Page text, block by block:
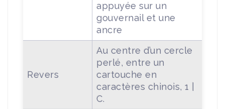
appuyée sur un
gouvernail et une
ancre
Revers
Au centre d’un cercle
perlé, entre un
cartouche en
caractères chinois, 1 |
C.